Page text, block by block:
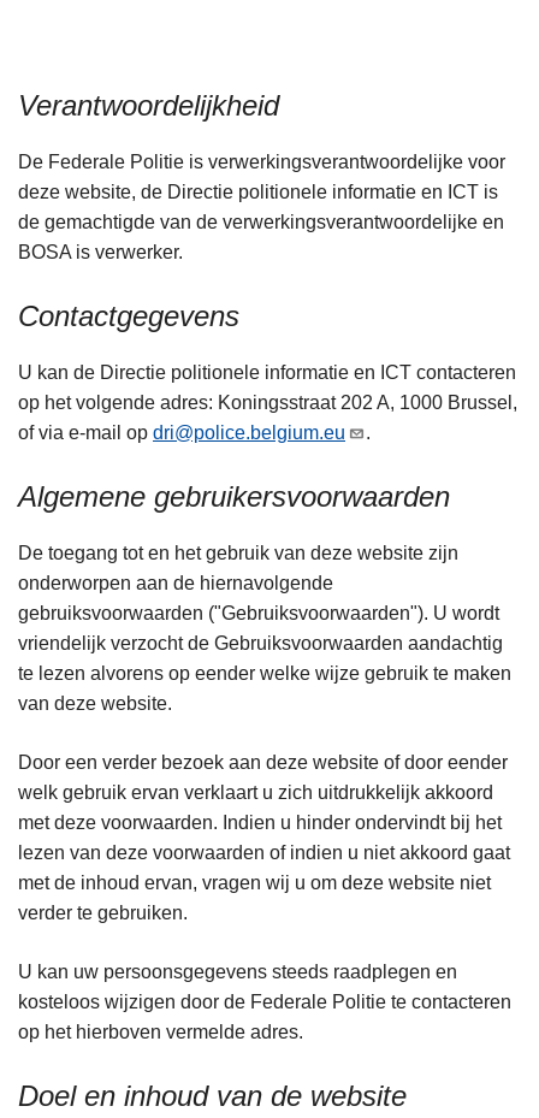
Verantwoordelijkheid
De Federale Politie is verwerkingsverantwoordelijke voor
deze website, de Directie politionele informatie en ICT is
de gemachtigde van de verwerkingsverantwoordelijke en
BOSA is verwerker.
Contactgegevens
U kan de Directie politionele informatie en ICT contacteren
op het volgende adres: Koningsstraat 202 A, 1000 Brussel,
of via e-mail op dri@police.belgium.eu .
Algemene gebruikersvoorwaarden
De toegang tot en het gebruik van deze website zijn
onderworpen aan de hiernavolgende
gebruiksvoorwaarden ("Gebruiksvoorwaarden"). U wordt
vriendelijk verzocht de Gebruiksvoorwaarden aandachtig
te lezen alvorens op eender welke wijze gebruik te maken
van deze website.
Door een verder bezoek aan deze website of door eender
welk gebruik ervan verklaart u zich uitdrukkelijk akkoord
met deze voorwaarden. Indien u hinder ondervindt bij het
lezen van deze voorwaarden of indien u niet akkoord gaat
met de inhoud ervan, vragen wij u om deze website niet
verder te gebruiken.
U kan uw persoonsgegevens steeds raadplegen en
kosteloos wijzigen door de Federale Politie te contacteren
op het hierboven vermelde adres.
Doel en inhoud van de website